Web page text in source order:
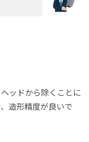
ッドから除くことに
造形精度が良いで